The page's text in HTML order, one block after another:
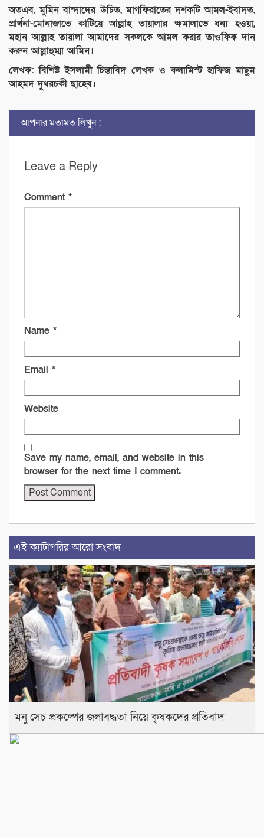
অতএব, মুমিন বান্দাদের উচিত, মাগফিরাতের দশকটি আমল-ইবাদত,
প্রার্থনা-মোনাজাতে কাটিয়ে আল্লাহ তায়ালার ক্ষমালাভে ধন্য হওয়া,
মহান আল্লাহ তায়ালা আমাদের সকলকে আমল করার তাওফিক দান
করুন আল্লাহুম্মা আমিন।
লেখক: বিশিষ্ট ইসলামী চিন্তাবিদ লেখক ও কলামিস্ট হাফিজ মাছুম
আহমদ দুধরচকী ছাহেব।
আপনার মতামত লিখুন :
Leave a Reply
Comment *
Name *
Email *
Website
Save my name, email, and website in this
browser for the next time I comment.
এই ক্যাটাগরির আরো সংবাদ
মনু সেচ প্রকল্পের জলাবদ্ধতা নিয়ে কৃষকদের প্রতিবাদ